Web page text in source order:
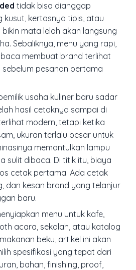
tidak bisa dianggap
kusut, kertasnya tipis, atau
mata lelah akan langsung
Sebaliknya, menu yang rapi,
membuat brand terlihat
pesanan pertama
usaha kuliner baru sadar
hasil cetaknya sampai di
modern, tetapi ketika
ukuran terlalu besar untuk
memantulkan lampu
sulit dibaca. Di titik itu, biaya
cetak pertama. Ada cetak
dan kesan brand yang telanjur
baru.
menu untuk kafe,
acara, sekolah, atau katalog
beku, artikel ini akan
spesifikasi yang tepat dari
bahan, finishing, proof,